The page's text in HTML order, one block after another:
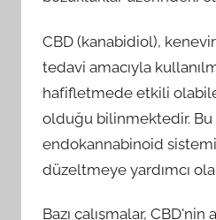
CBD (kanabidiol),
tedavi amacıyla
hafifletmede etkili
olduğu bilinmektedir. Bu
endokannabinoid
düzeltmeye yardımcı
Bazı çalışmalar,